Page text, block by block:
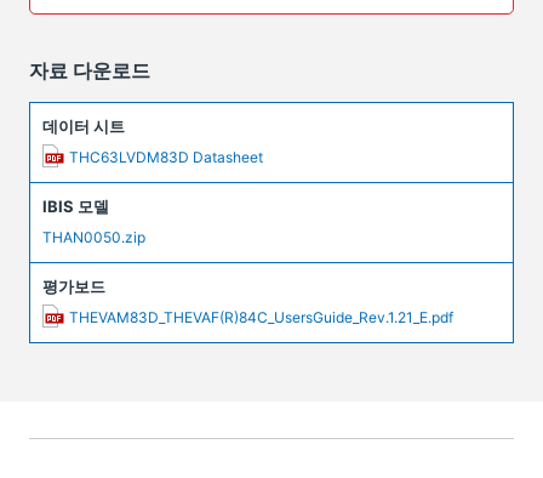
자료 다운로드
데이터 시트
THC63LVDM83D Datasheet
IBIS 모델
THAN0050.zip
평가보드
THEVAM83D_THEVAF(R)84C_UsersGuide_Rev.1.21_E.pdf